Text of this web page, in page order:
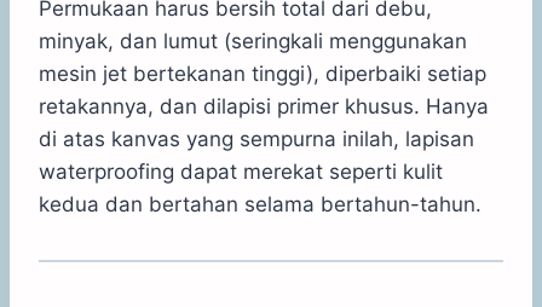
Permukaan harus bersih total dari debu,
minyak, dan lumut (seringkali menggunakan
mesin jet bertekanan tinggi), diperbaiki setiap
retakannya, dan dilapisi primer khusus. Hanya
di atas kanvas yang sempurna inilah, lapisan
waterproofing dapat merekat seperti kulit
kedua dan bertahan selama bertahun-tahun.